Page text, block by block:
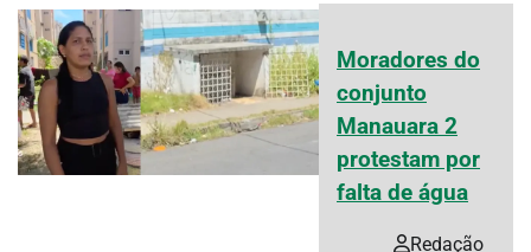
Moradores do
conjunto
Manauara 2
protestam por
falta de água
Redação